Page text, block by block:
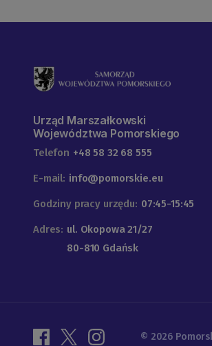
Urząd Marszałkowski
Województwa Pomorskiego
Telefon +48 58 32 68 555
E-mail: info@pomorskie.eu
Godziny pracy urzędu: 07:45-15:45
Adres: ul. Okopowa 21/27
80-810 Gdańsk
© 2026